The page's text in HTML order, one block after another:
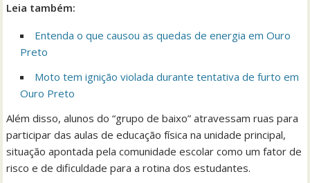
Leia também:
Entenda o que causou as quedas de energia em Ouro
Preto
Moto tem ignição violada durante tentativa de furto em
Ouro Preto
Além disso, alunos do “grupo de baixo” atravessam ruas para
participar das aulas de educação física na unidade principal,
situação apontada pela comunidade escolar como um fator de
risco e de dificuldade para a rotina dos estudantes.